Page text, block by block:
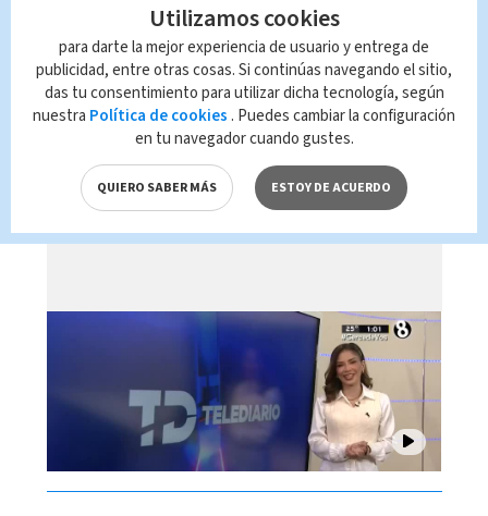
Telediario En Directo con Paula
Brenes, 07 de agosto 2026
Utilizamos cookies
para darte la mejor experiencia de usuario y entrega de
publicidad, entre otras cosas. Si continúas navegando el sitio,
das tu consentimiento para utilizar dicha tecnología, según
nuestra Política de cookies . Puedes cambiar la configuración
en tu navegador cuando gustes.
QUIERO SABER MÁS ESTOY DE ACUERDO